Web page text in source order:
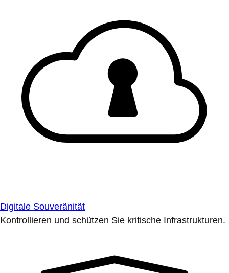
Digitale Souveränität
Kontrollieren und schützen Sie kritische Infrastrukturen.